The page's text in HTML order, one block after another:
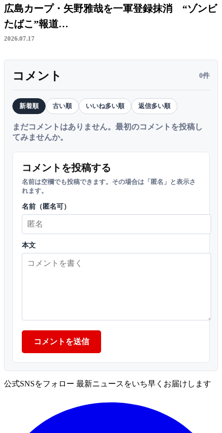
広島カープ・矢野雅哉を一軍登録抹消 “ゾンビ
たばこ”報道…
2026.07.17
コメント 0件
新着順 古い順 いいね多い順 返信多い順
まだコメントはありません。最初のコメントを投稿し
てみませんか。
コメントを投稿する
名前は空欄でも投稿できます。その場合は「匿名」と表示さ
れます。
名前（匿名可）
本文
コメントを送信
公式SNSをフォロー 最新ニュースをいち早くお届けします